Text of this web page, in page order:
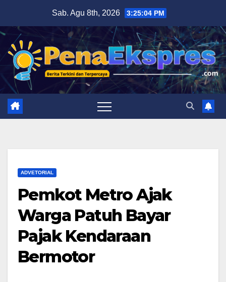
content
Sab. Agu 8th, 2026 3:25:05 PM
ADVETORIAL
Pemkot Metro Ajak
Warga Patuh Bayar
Pajak Kendaraan
Bermotor